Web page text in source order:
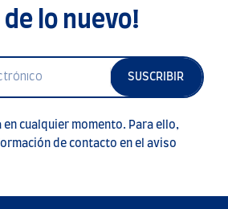
lo nuevo!
SUSCRIBIR
en cualquier momento. Para ello,
de contacto en el aviso